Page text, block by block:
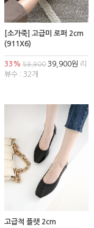
[소가죽] 고급미 로퍼 2cm
(911X6)
33% 59,900 39,900원 리
뷰수 : 32개
고급적 플랫 2cm